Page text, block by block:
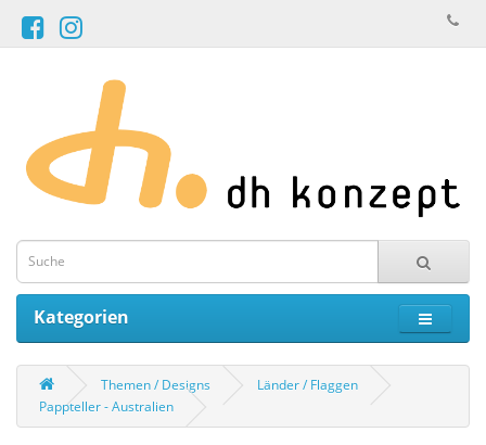
Kategorien
Themen / Designs
Länder / Flaggen
Pappteller - Australien